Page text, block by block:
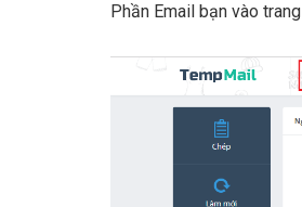
Phần Email bạn vào trang